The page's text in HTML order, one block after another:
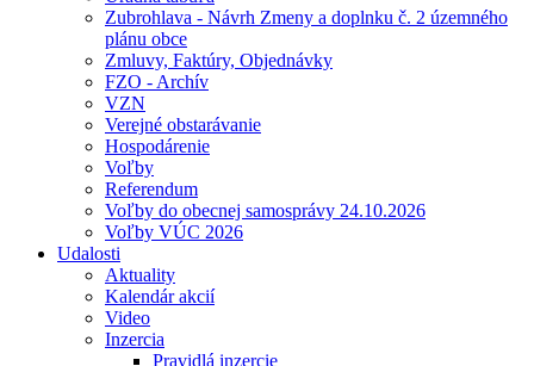
Zubrohlava - Návrh Zmeny a doplnku č. 2 územného
plánu obce
Zmluvy, Faktúry, Objednávky
FZO - Archív
VZN
Verejné obstarávanie
Hospodárenie
Voľby
Referendum
Voľby do obecnej samosprávy 24.10.2026
Voľby VÚC 2026
Udalosti
Aktuality
Kalendár akcií
Video
Inzercia
Pravidlá inzercie